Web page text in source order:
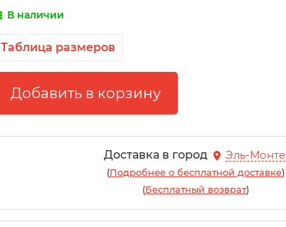
В наличии
Таблица размеров
Доставка в город Эль-Монте
(Подробнее о бесплатной доставке)
(Бесплатный возврат)